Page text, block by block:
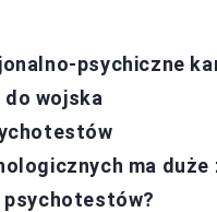
psychiczne
wojska
ma duże